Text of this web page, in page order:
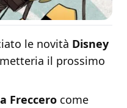
le novità Disney
il prossimo
Freccero come